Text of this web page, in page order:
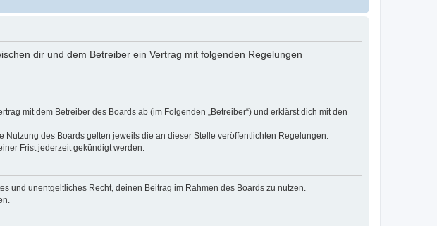
dir und dem Betreiber ein Vertrag mit folgenden Regelungen
mit dem Betreiber des Boards ab (im Folgenden „Betreiber“) und erklärst dich mit den
des Boards gelten jeweils die an dieser Stelle veröffentlichten Regelungen.
Frist jederzeit gekündigt werden.
und unentgeltliches Recht, deinen Beitrag im Rahmen des Boards zu nutzen.